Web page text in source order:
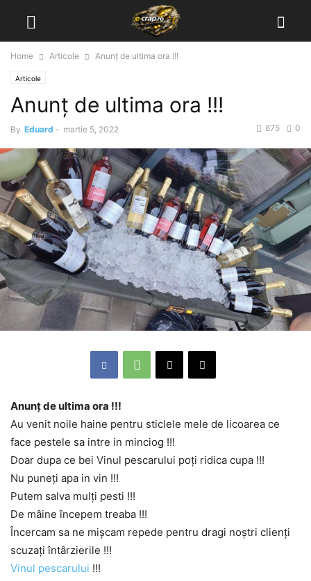
Home Articole Anunț de ultima ora !!!
Articole
Anunț de ultima ora !!!
By Eduard - martie 5, 2022 0
875
Anunț de ultima ora !!!
Au venit noile haine pentru sticlele mele de licoarea ce
face pestele sa intre in minciog !!!
Doar dupa ce bei Vinul pescarului poți ridica cupa !!!
Nu puneți apa in vin !!!
Putem salva mulți pesti !!!
De mâine începem treaba !!!
Încercam sa ne mișcam repede pentru dragi noștri clienți
scuzați întârzierile !!!
Vinul pescarului !!!